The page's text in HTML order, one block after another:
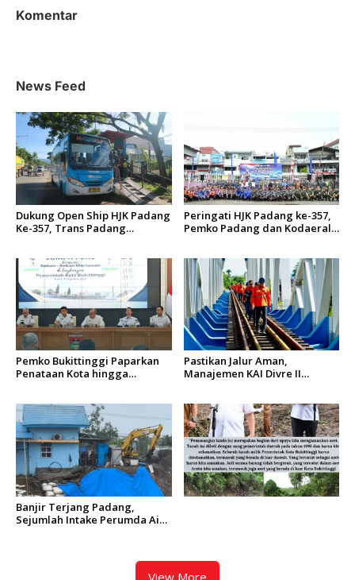
a
p
s
Komentar
News Feed
Dukung Open Ship HJK Padang
Ke-357, Trans Padang
Peringati HJK Padang ke-357,
Pemko Padang dan Kodaeral
Pemko Bukittinggi Paparkan
Penataan Kota hingga
Pastikan Jalur Aman,
Manajemen KAI Divre II
Banjir Terjang Padang,
Sejumlah Intake Perumda Air
View More